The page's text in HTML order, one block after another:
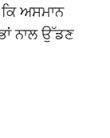
ਅਸਮਾਨ
ਨਾਲ ਉੱਡਣ